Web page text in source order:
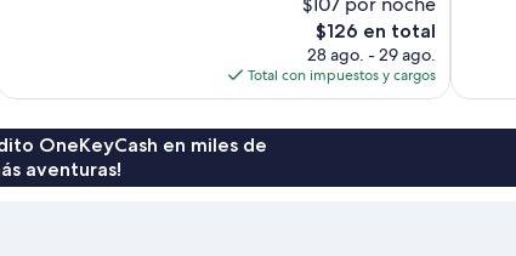
El
precio
actual
es
$126 en total
28 ago. - 29 ago.
Total con impuestos y cargos
OneKeyCash en miles de
aventuras!